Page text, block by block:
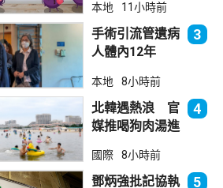
本地 11小時前
手術引流管遺病
人體內12年
業失當除牌1個
月
3
本地 8小時前
北韓遇熱浪 官
媒推喝狗肉湯進
4
國際 8小時前
鄧炳強批記協執
5